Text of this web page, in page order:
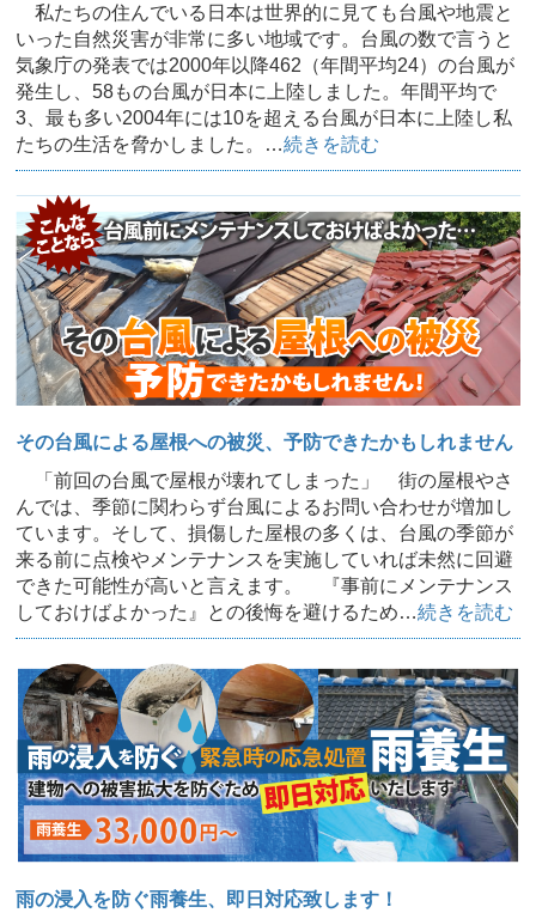
私たちの住んでいる日本は世界的に見ても台風や地震と
いった自然災害が非常に多い地域です。台風の数で言うと
気象庁の発表では2000年以降462（年間平均24）の台風が
発生し、58もの台風が日本に上陸しました。年間平均で
3、最も多い2004年には10を超える台風が日本に上陸し私
たちの生活を脅かしました。…続きを読む
その台風による屋根への被災、予防できたかもしれません
「前回の台風で屋根が壊れてしまった」 街の屋根やさ
んでは、季節に関わらず台風によるお問い合わせが増加し
ています。そして、損傷した屋根の多くは、台風の季節が
来る前に点検やメンテナンスを実施していれば未然に回避
できた可能性が高いと言えます。 『事前にメンテナンス
しておけばよかった』との後悔を避けるため…続きを読む
雨の浸入を防ぐ雨養生、即日対応致します！